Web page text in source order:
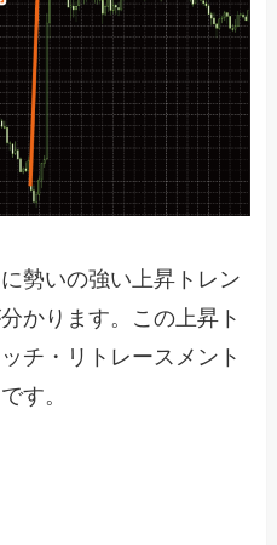
勢いの強い上昇トレン
かります。この上昇ト
チ・リトレースメント
す。